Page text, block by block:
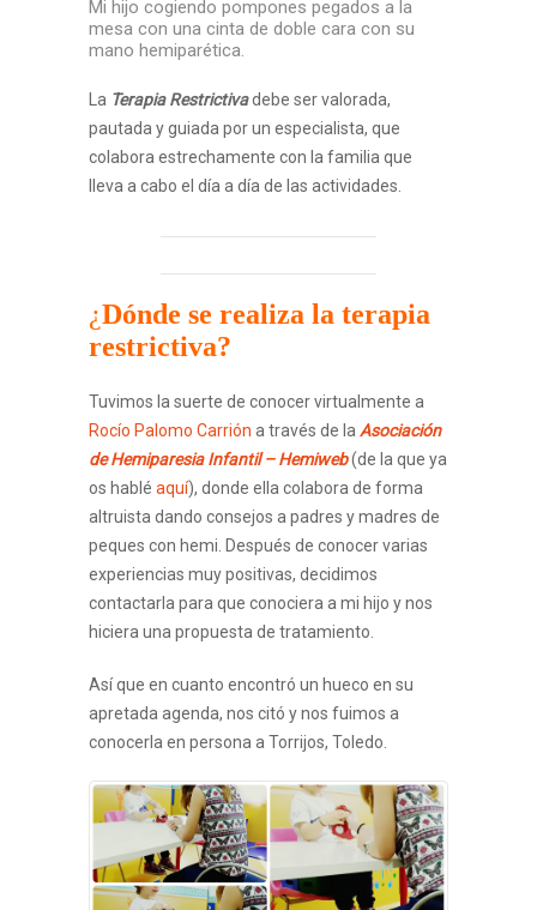
Mi hijo cogiendo pompones pegados a la
mesa con una cinta de doble cara con su
mano hemiparética.
La Terapia Restrictivadebe ser valorada,
pautada y guiada por un especialista, que
colabora estrechamente con la familia que
lleva a cabo el día a día de las actividades.
¿Dónde se realiza la terapia
restrictiva?
Tuvimos la suerte de conocer virtualmente a
Rocío Palomo Carrión a través de laAsociación
de Hemiparesia Infantil – Hemiweb(de la que ya
os hablé aquí), donde ella colabora de forma
altruista dando consejos a padres y madres de
peques con hemi. Después de conocer varias
experiencias muy positivas, decidimos
contactarla para que conociera a mi hijo y nos
hiciera una propuesta de tratamiento.
Así que en cuanto encontró un hueco en su
apretada agenda, nos citó y nos fuimos a
conocerla en persona a Torrijos, Toledo.